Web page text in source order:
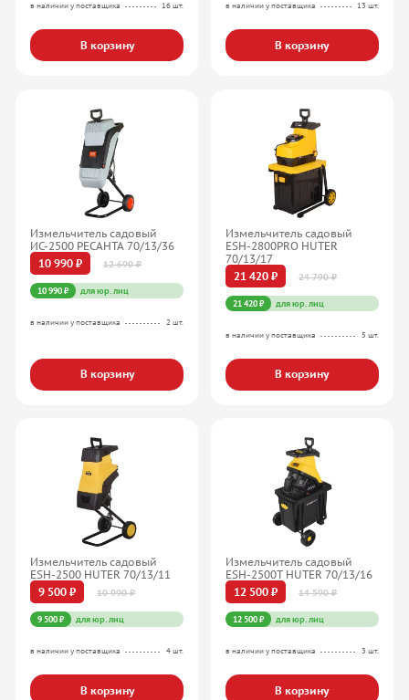
в наличии у поставщика 16 шт.
В корзину
в наличии у поставщика 13 шт.
В корзину
Измельчитель садовый
ИС-2500 РЕСАНТА 70/13/36
10 990 ₽
12 690 ₽
10 990 ₽ для юр. лиц
в наличии у поставщика 2 шт.
В корзину
Измельчитель садовый
ESH-2800PRO HUTER
70/13/17
21 420 ₽
24 790 ₽
21 420 ₽ для юр. лиц
в наличии у поставщика 5 шт.
В корзину
Измельчитель садовый
ESH-2500 HUTER 70/13/11
9 500 ₽
10 990 ₽
9 500 ₽ для юр. лиц
в наличии у поставщика 4 шт.
В корзину
Измельчитель садовый
ESH-2500T HUTER 70/13/16
12 500 ₽
14 590 ₽
12 500 ₽ для юр. лиц
в наличии у поставщика 3 шт.
В корзину